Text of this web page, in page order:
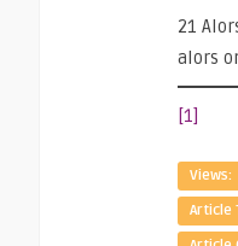
21
alors
[1]
Views:
Article